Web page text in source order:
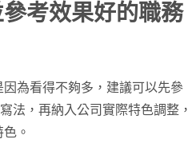
考效果好的職務
為看得不夠多，建議可以先參
法，再納入公司實際特色調整，
。